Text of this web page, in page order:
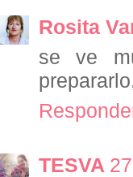
Rosita
se ve
TESVA